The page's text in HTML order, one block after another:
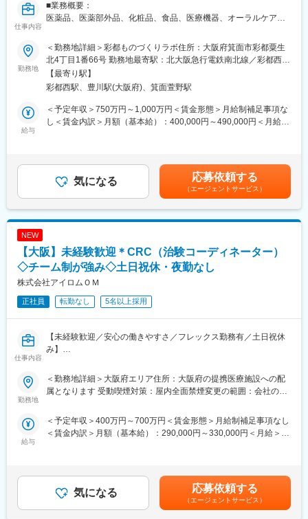
お会計など、日常から医院様運営の中心となっているものです。
業界未経験の方でも、研修をしっかり行いますのでIT知識を身に
付ける事も可能です。その他医療や歯科業界の知見も身につきま
す。
入社後、先輩社員と同行や業務研修を行います。
単独で業務遂行できるまで目指します。
・政府主導の医療DX推進や歯科医院の人材不足を背景に、歯科業
界ではIT化が一気に加速しています。医療業界はアナログ環境が
中枢」であり、IT化の提案は 導入効果が明確で営業しやすいで
・システム買い替え不要という独自のビジネスモデルで差別化し
ており、解約率が極めて低く、ユーザーが 毎年200件以上増加し
ており自信を持って提案できる商材です！
・転勤なし／直行直帰が可能／社用車も使用可/営業スタイルも自
変更の範囲：会社の定める業務
仕事内容
■業務概要：
医薬品、医薬部外品、化粧品、食品、医療機器、オーラルケアな
任せします。
・国内外の外部監査の実施（国内出張あり/必要に応じて海外出張
の可能
性もあり）
※ご入社後に社内のQMSや開発体制にも触れて頂き、習熟頂いた
あとで監査業務にチャレンジ頂くことを基本ルートと考えていま
・課長の補佐及び当課の各種プロジェクト推進／管理
※各種プロジェクトが表す意味は、SDCAすべきQMSの仕組みや文
書等のカイゼンのためのPDCA活動（個人～小集団活動レベル）
・製品設計、工程設計におけるリスクアセスメント
・変更管理業務
・逸脱管理業務
・お申し出対応
つの業務のウェイトはそこまで重くなく、広く浅く様々な業務領
域を横断いただきます）
です。出張期間は国内の場合は1泊～2泊、海外の場合は1週間程
度です。
配属予定のグループ10名（グループ長1名、メンバー9名）
※うち9名は中途入社者
入社後はご経験を活かせる分野からご活躍いただきます。
お客様に安心してご使用いただける製品を供給し続けるための品
質管理体制の仕組みの再構築に向けて、社内外の関係者を巻き込
んだ業務変革を一緒に推進していただきたいと考えています。
勤務地
＜勤務地詳細＞彩都ものづくりラボ住所：大阪府箕面市彩都粟生
北4丁目1番66号 勤務地最寄駅：北大阪急行電鉄南北線／彩都西駅
受動喫煙対策：屋内全面禁煙変更の範囲：会社の定める事業所
（リモートワーク含む）
【最寄り駅】
彩都西駅、豊川駅(大阪府)、箕面萱野駅
給与
＜予定年収＞750万円～1,000万円＜賃金形態＞月給制補足事項な
し＜賃金内訳＞月額（基本給）：400,000円～490,000円＜月給＞
金額であり、選考を通じて上下する可能性があります。月給(月額)
は固定手当を含めた表記です。
気になる 応募依頼する
（エージェントサービス）
NEW
【大阪】未経験歓迎＊CRC（治験コーディネーター）
◇チーム制が強み◇土日祝休・夜勤なし
株式会社アイロムＯＭ
正社員 転勤なし 5名以上採用
仕事内容
【未経験歓迎／安心の働きやすさ／フレックス勤務有／土日祝休
み】
■業務詳細／治験コーディネーター（CRCって何？）
新しい薬や治療法が安全で効果的かどうかを確かめるための臨床
＜具体的に＞
患者さんが治験に参加する手続きを助けたり、治験中のデータを
治験が成功するためにはCRCの役割が非常に重要で、医療の進歩
に貢献できるやりがいのある仕事です。
※担当する医療機関に常駐しての業務となります。
勤務地
＜勤務地詳細＞大阪府エリア住所：大阪府の提携医療施設への配
属となります 受動喫煙対策：屋内全面禁煙変更の範囲：会社の定
給与
＜予定年収＞400万円～700万円＜賃金形態＞月給制補足事項なし
＜賃金内訳＞月額（基本給）：290,000円～330,000円＜月給＞
る可能性があります。月給(月額)は固定手当を含めた表記です。
気になる 応募依頼する
（エージェントサービス）